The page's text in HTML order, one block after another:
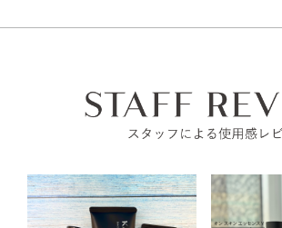
目に入らないように注意し、入った時は、
子供や認知症の方などの誤飲等を防ぐため
意ください。
アルコール24％以下